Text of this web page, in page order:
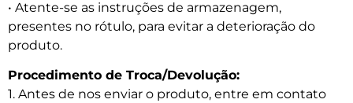
• Atente-se as instruções de armazenagem,
presentes no rótulo, para evitar a deterioração do
produto.
Procedimento de Troca/Devolução:
1. Antes de nos enviar o produto, entre em contato